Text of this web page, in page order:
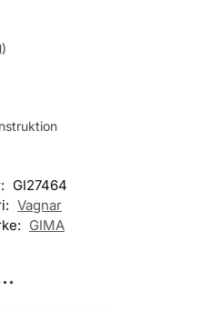
GI27464
Vagnar
GIMA